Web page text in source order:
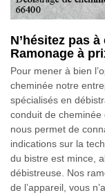
N’hésitez pas
Ramonage à
Pour mener à bien
cheminée notre
spécialisés en
conduit de cheminée
nous permet de
indications sur la
du bistre est mince,
débistreuse. Nos
de l’appareil, vous